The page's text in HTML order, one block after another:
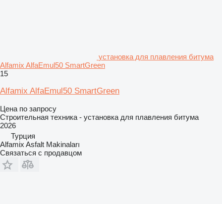
установка для плавления битума
Alfamix AlfaEmul50 SmartGreen
15
Alfamix AlfaEmul50 SmartGreen
Цена по запросу
Строительная техника - установка для плавления битума
2026
Турция
Alfamix Asfalt Makinaları
Связаться с продавцом